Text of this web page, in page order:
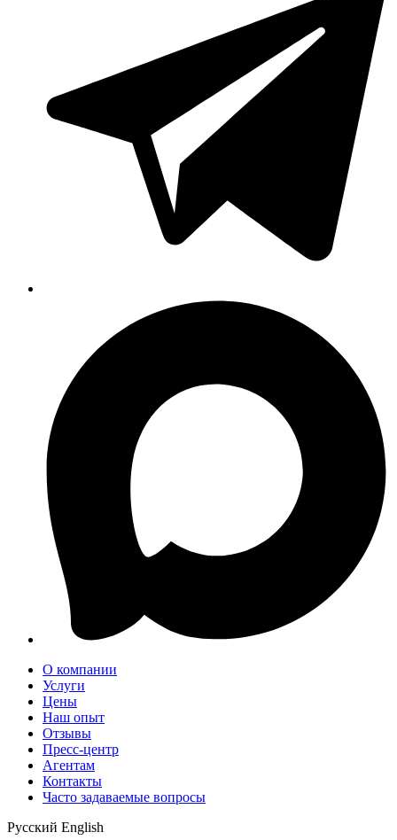
О компании
Услуги
Цены
Наш опыт
Отзывы
Пресс-центр
Агентам
Контакты
Часто задаваемые вопросы
Русский English